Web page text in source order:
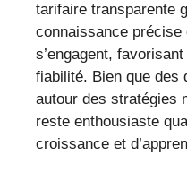
tarifaire transparente
connaissance précise
s’engagent,
fiabilité. Bien que des
autour des stratégies
reste enthousiaste
croissance et